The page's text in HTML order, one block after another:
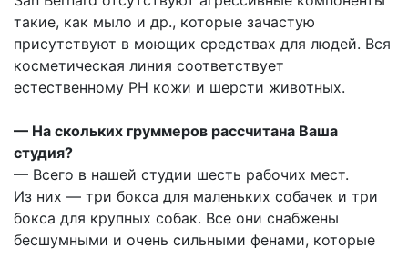
такие, как мыло и др., которые зачастую
присутствуют в моющих средствах для людей. Вся
косметическая линия соответствует
естественному PH кожи и шерсти животных.
— На скольких груммеров рассчитана Ваша
студия?
— Всего в нашей студии шесть рабочих мест.
Из них — три бокса для маленьких собачек и три
бокса для крупных собак. Все они снабжены
бесшумными и очень сильными фенами, которые